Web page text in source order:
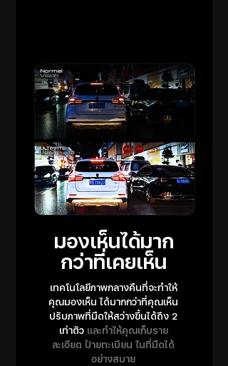
มองเห็นได้มาก
กว่าที่เคยเห็น
เทคโนโลยีภาพกลางคืนที่จะทำให้
คุณมองเห็น ได้มากกว่าที่คุณเห็น
ปรับภาพที่มืดให้สว่างขึ้นได้ถึง 2
เท่าตัว และทำให้คุณเก็บราย
ละเอียด ป้ายทะเบียน ในที่มืดได้
อย่างสบาย